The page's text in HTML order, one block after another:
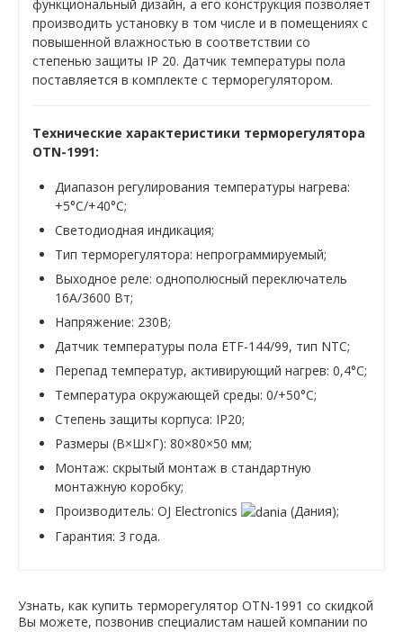
функциональный дизайн, а его конструкция позволяет
производить установку в том числе и в помещениях с
повышенной влажностью в соответствии со
степенью защиты IP 20. Датчик температуры пола
поставляется в комплекте с терморегулятором.
Технические характеристики терморегулятора
OTN-1991:
Диапазон регулирования температуры нагрева:
+5°C/+40°C;
Светодиодная индикация;
Тип терморегулятора: непрограммируемый;
Выходное реле: однополюсный переключатель
16А/3600 Вт;
Напряжение: 230В;
Датчик температуры пола ETF-144/99, тип NTC;
Перепад температур, активирующий нагрев: 0,4°С;
Температура окружающей среды: 0/+50°С;
Степень защиты корпуса: IP20;
Размеры (В×Ш×Г): 80×80×50 мм;
Монтаж: скрытый монтаж в стандартную
монтажную коробку;
Производитель: OJ Electronics
(Дания);
Гарантия: 3 года.
Узнать, как купить терморегулятор OTN-1991 со скидкой
Вы можете, позвонив специалистам нашей компании по